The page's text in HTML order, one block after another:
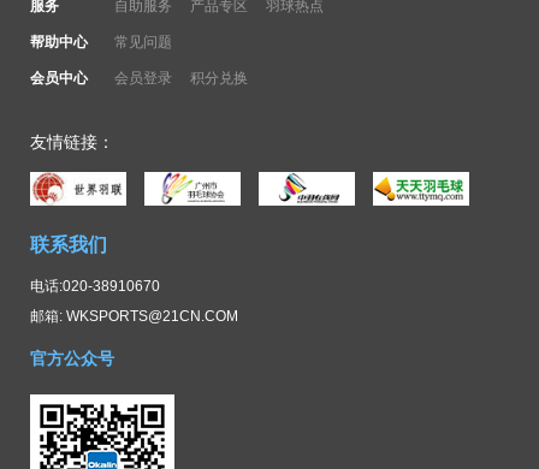
服务 自助服务 产品专区 羽球热点
帮助中心 常见问题
会员中心 会员登录 积分兑换
友情链接：
联系我们
电话:020-38910670
邮箱: WKSPORTS@21CN.COM
官方公众号